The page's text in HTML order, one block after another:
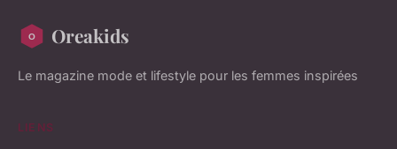
Oreakids
Le magazine mode et lifestyle pour les femmes inspirées
LIENS